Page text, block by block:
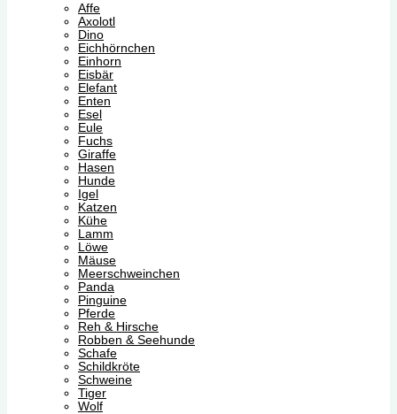
Affe
Axolotl
Dino
Eichhörnchen
Einhorn
Eisbär
Elefant
Enten
Esel
Eule
Fuchs
Giraffe
Hasen
Hunde
Igel
Katzen
Kühe
Lamm
Löwe
Mäuse
Meerschweinchen
Panda
Pinguine
Pferde
Reh & Hirsche
Robben & Seehunde
Schafe
Schildkröte
Schweine
Tiger
Wolf